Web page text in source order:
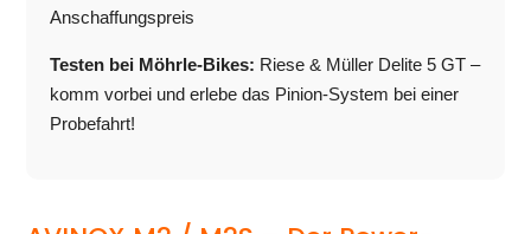
Anschaffungspreis
Testen bei Möhrle-Bikes: Riese & Müller Delite 5 GT –
komm vorbei und erlebe das Pinion-System bei einer
Probefahrt!